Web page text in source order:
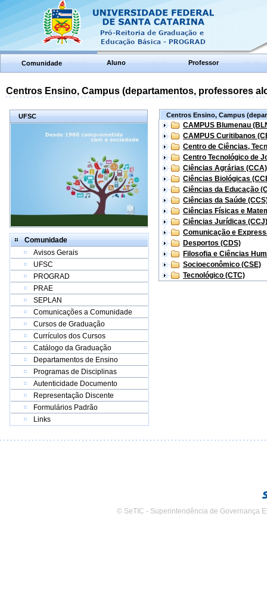
Comunidade Aluno Professor
Centros Ensino, Campus (departamentos, professores
UFSC
Comunidade
Avisos Gerais
UFSC
PROGRAD
PRAE
SEPLAN
Comunicações a Comunidade
Cursos de Graduação
Currículos dos Cursos
Catálogo da Graduação
Departamentos de Ensino
Programas de Disciplinas
Autenticidade Documento
Representação Discente
Formulários Padrão
Links
Centros Ensino, Campus
CAMPUS Blumenau
CAMPUS Curitibanos
Centro de Ciências,
Centro Tecnológico de
Ciências Agrárias (CCA)
Ciências Biológicas
Ciências da Educação
Ciências da Saúde
Ciências Físicas e
Ciências Jurídicas (CCJ)
Comunicação e
Desportos (CDS)
Filosofia e Ciências
Socioeconômico (CSE)
Tecnológico (CTC)
© SeTIC - Superintendência de Governança